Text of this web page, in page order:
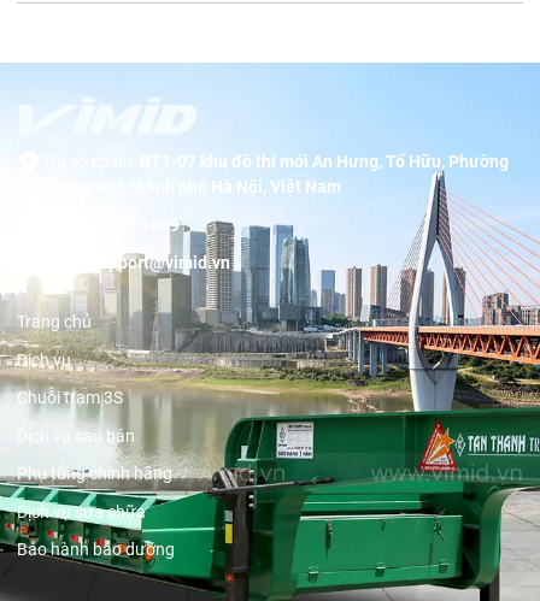
BT1-07 khu đô thị mới An Hưng, Tố Hữu, Phường
Dương Nội, thành phố Hà Nội, Việt Nam
19001089
support@vimid.vn
Trang chủ
Dịch vụ
Chuỗi trạm 3S
Dịch vụ sau bán
Phụ tùng chính hãng
Dịch vụ sửa chữa
Bảo hành bảo dưỡng